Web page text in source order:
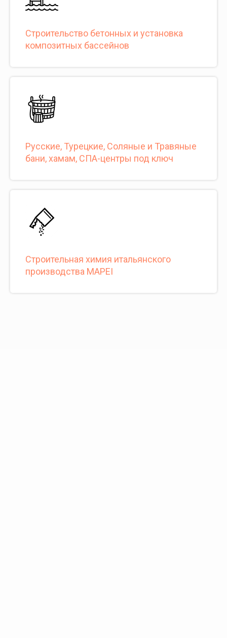
Строительство бетонных и установка
композитных бассейнов
Русские, Турецкие, Соляные и Травяные
бани, хамам, СПА-центры под ключ
Cтроительная химия итальянского
производства MAPEI